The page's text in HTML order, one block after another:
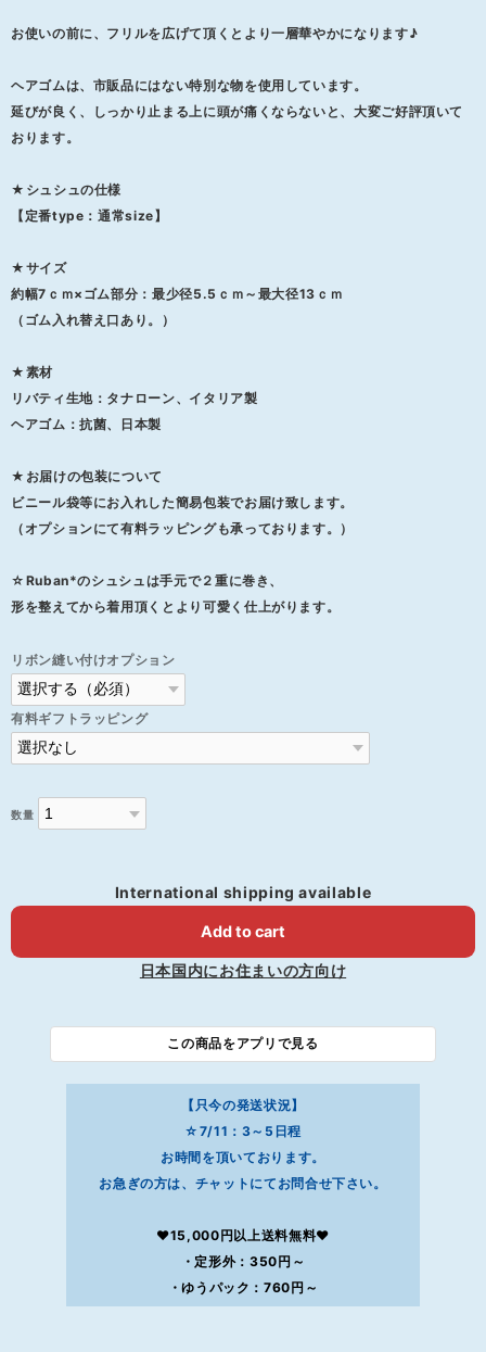
お使いの前に、フリルを広げて頂くとより一層華やかになります♪
ヘアゴムは、市販品にはない特別な物を使用しています。
延びが良く、しっかり止まる上に頭が痛くならないと、大変ご好評頂いて
おります。
★シュシュの仕様
【定番type：通常size】
★サイズ
約幅7ｃｍ×ゴム部分：最少径5.5ｃｍ～最大径13ｃｍ
（ゴム入れ替え口あり。）
★素材
リバティ生地：タナローン、イタリア製
ヘアゴム：抗菌、日本製
★お届けの包装について
ビニール袋等にお入れした簡易包装でお届け致します。
（オプションにて有料ラッピングも承っております。）
☆Ruban*のシュシュは手元で２重に巻き、
形を整えてから着用頂くとより可愛く仕上がります。
リボン縫い付けオプション
有料ギフトラッピング
数量
International shipping available
Add to cart
日本国内にお住まいの方向け
この商品をアプリで見る
【只今の発送状況】
☆7/11：3～5日程
お時間を頂いております。
お急ぎの方は、チャットにてお問合せ下さい。
❤15,000円以上送料無料❤
・定形外：350円～
・ゆうパック：760円～